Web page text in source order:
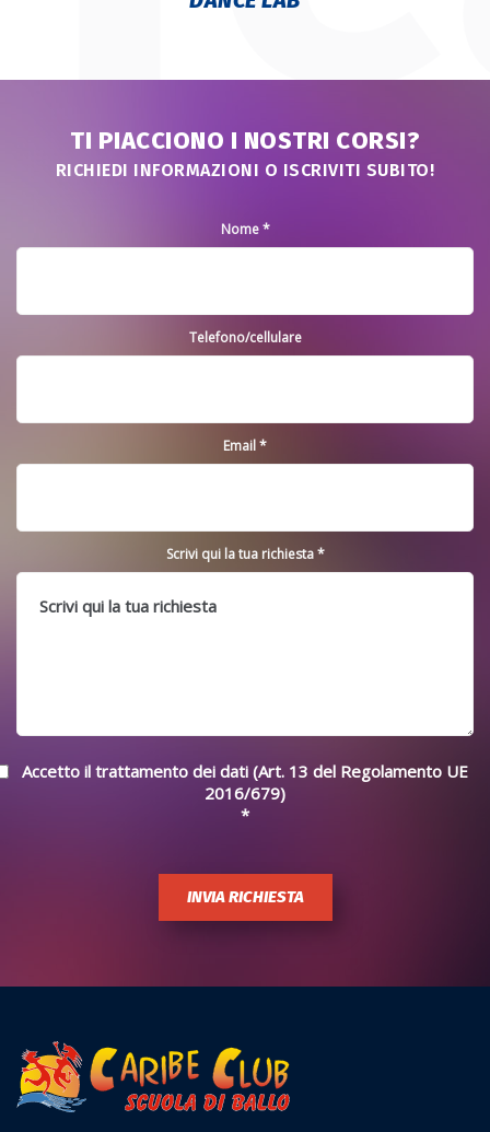
TI PIACCIONO I NOSTRI CORSI?
RICHIEDI INFORMAZIONI O ISCRIVITI SUBITO!
Nome *
Telefono/cellulare
Email *
Scrivi qui la tua richiesta *
Accetto il trattamento dei dati (Art. 13 del Regolamento UE
2016/679)
*
INVIA RICHIESTA